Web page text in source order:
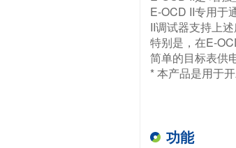
E-OCD II专用于
II调试器支持上述
特别是，在E-
简单的目标表供
* 本产品是用于
功能